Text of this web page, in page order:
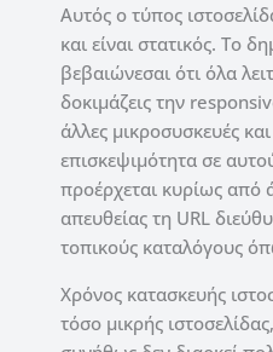
Αυτός ο τύπος
και είναι στατικός. Το
βεβαιώνεσαι ότι όλα
δοκιμάζεις την
άλλες μικροσυσκευές
επισκεψιμότητα σε
προέρχεται κυρίως
απευθείας τη URL
τοπικούς καταλόγους
Χρόνος κατασκευής
τόσο μικρής ιστοσελίδας,